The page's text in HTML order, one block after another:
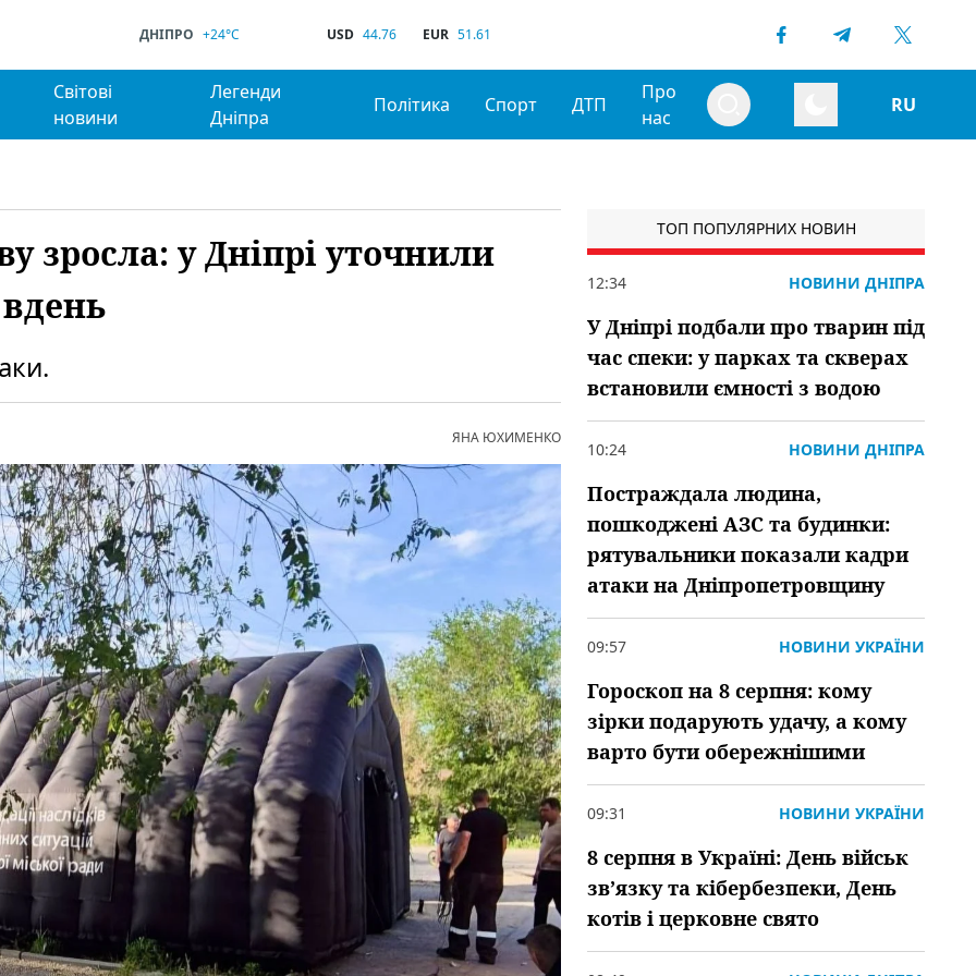
ДНІПРО +24°C USD 44.76 EUR 51.61
Світові
новини
Легенди
Дніпра
Політика Спорт ДТП
Про
нас
RU
зросла: у Дніпрі уточнили
ЯНА ЮХИМЕНКО
ТОП ПОПУЛЯРНИХ НОВИН
12:34 НОВИНИ ДНІПРА
У Дніпрі подбали про тварин під
час спеки: у парках та скверах
встановили ємності з водою
10:24 НОВИНИ ДНІПРА
Постраждала людина,
пошкоджені АЗС та будинки:
рятувальники показали кадри
атаки на Дніпропетровщину
09:57 НОВИНИ УКРАЇНИ
Гороскоп на 8 серпня: кому
зірки подарують удачу, а кому
варто бути обережнішими
09:31 НОВИНИ УКРАЇНИ
8 серпня в Україні: День військ
зв’язку та кібербезпеки, День
котів і церковне свято